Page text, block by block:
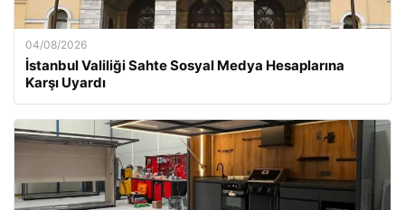
04/08/2026
İstanbul Valiliği Sahte Sosyal Medya Hesaplarına
Karşı Uyardı